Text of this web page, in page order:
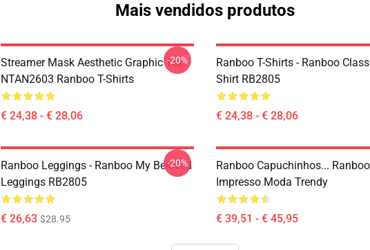
Mais vendidos produtos
Streamer Mask Aesthetic Graphic Tee
NTAN2603 Ranboo T-Shirts
€ 24,38 - € 28,06
-20%
Ranboo T-Shirts - Ranboo
Shirt RB2805
€ 24,38 - € 28,06
Ranboo Leggings - Ranboo My Beloved
Leggings RB2805
€ 26,63 $28.95
-20%
Ranboo Capuchinhos...
Impresso Moda Trendy
€ 39,51 - € 45,95